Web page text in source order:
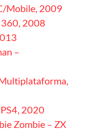
Mobile, 2009
360, 2008
–
2020
Zombie – ZX